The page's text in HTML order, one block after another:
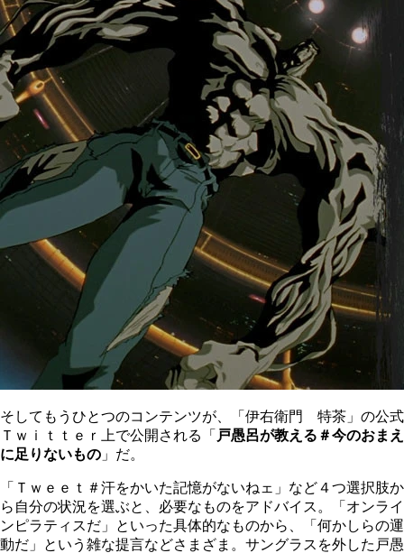
そしてもうひとつのコンテンツが、「伊右衛門 特茶」の公式
Ｔｗｉｔｔｅｒ上で公開される「 戸愚呂が教える＃今のおまえ
に足りないもの 」だ。
「Ｔｗｅｅｔ＃汗をかいた記憶がないねェ」など４つ選択肢か
ら自分の状況を選ぶと、必要なものをアドバイス。「オンライ
ンピラティスだ」といった具体的なものから、「何かしらの運
動だ」という雑な提言などさまざま。サングラスを外した戸愚